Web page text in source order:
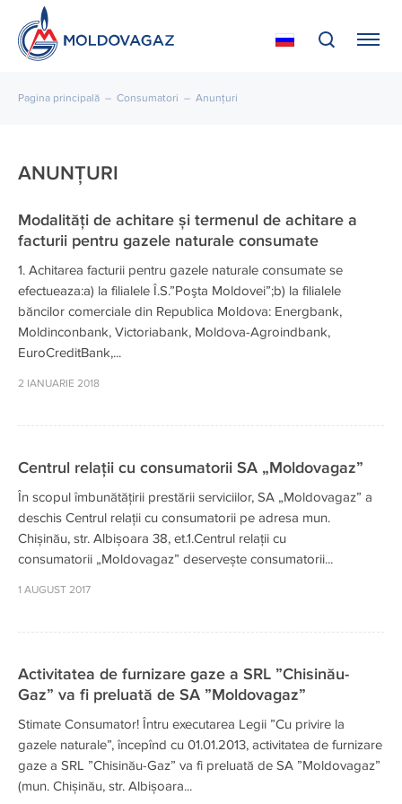
Pagina principală – Consumatori – Anunțuri
ANUNȚURI
Modalități de achitare și termenul de achitare a
facturii pentru gazele naturale consumate
1. Achitarea facturii pentru gazele naturale consumate se
efectueaza:a) la filialele Î.S.”Poşta Moldovei”;b) la filialele
băncilor comerciale din Republica Moldova: Energbank,
Moldinconbank, Victoriabank, Moldova-Agroindbank,
EuroCreditBank,...
2 IANUARIE 2018
Centrul relații cu consumatorii SA „Moldovagaz”
În scopul îmbunătățirii prestării serviciilor, SA „Moldovagaz” a
deschis Centrul relații cu consumatorii pe adresa mun.
Chișinău, str. Albișoara 38, et.1.Centrul relații cu
consumatorii „Moldovagaz” deservește consumatorii...
1 AUGUST 2017
Activitatea de furnizare gaze a SRL ”Chisinău-
Gaz” va fi preluată de SA ”Moldovagaz”
Stimate Consumator! Întru executarea Legii ”Cu privire la
gazele naturale”, începînd cu 01.01.2013, activitatea de furnizare
gaze a SRL ”Chisinău-Gaz” va fi preluată de SA ”Moldovagaz”
(mun. Chișinău, str. Albișoara...